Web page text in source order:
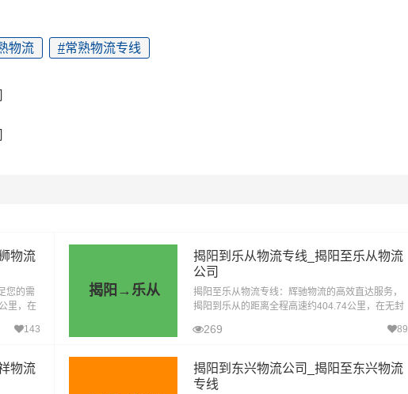
物流 #常熟物流专线
物流
您的需
里，在
143
揭阳→乐从
揭阳到乐从物流专线_揭阳至乐从物流
公司
揭阳至乐从物流专线：辉驰物流的高效直达服务，
揭阳到乐从的距离全程高速约404.74公里，在无封
的地。揭阳到乐从的物流专线，是辉驰
269 89
物流
揭阳到东兴物流公司_揭阳至东兴物流
专线